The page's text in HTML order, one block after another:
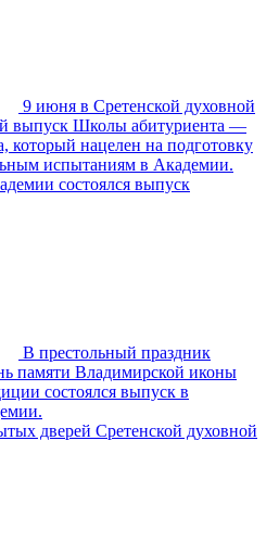
9 июня в Сретенской духовной
выпуск Школы абитуриента —
который нацелен на подготовку
испытаниям в Академии.
состоялся выпуск
В престольный праздник
памяти Владимирской иконы
состоялся выпуск в
дверей Сретенской духовной